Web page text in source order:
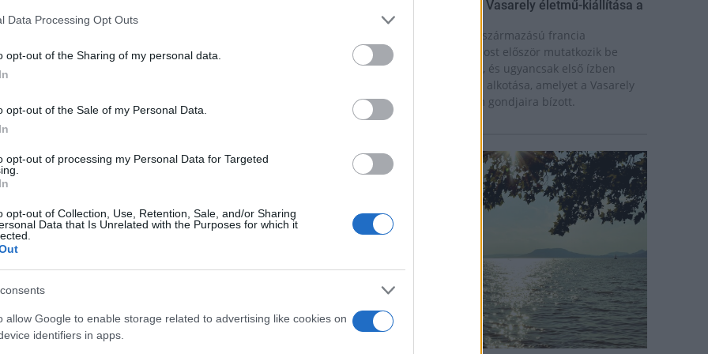
Data Processing Opt Outs
opt-out of the Sharing of my personal data.
opt-out of the Sale of my Personal Data.
opt-out of processing my Personal Data for Targeted
opt-out of Collection, Use, Retention, Sale, and/or Sharing
Data that Is Unrelated with the Purposes for which it
allow Google to enable storage related to advertising like cookies on
identifiers in apps.
tájékozódhatnak.
és a Pécsi Nemzeti Színház
Kulturális Alap és a Kulturális és Innovációs
jegyvásárlás 2026. június 13-
2026. augusztus 26-án 10.00
Tánctalálkozó
zínekben élt élet - Claire Vasarely életmű-kiállítása a
Múzeum Galériában
Claire Vasarely, a magyar származású francia
alkotóművész életműve most először mutatkozik be
önállóan Magyarországon, és ugyancsak első ízben
látható együtt valamennyi alkotása, amelyet a Vasarely
házaspár a pécsi múzeum gondjaira bízott.
Országos hírek